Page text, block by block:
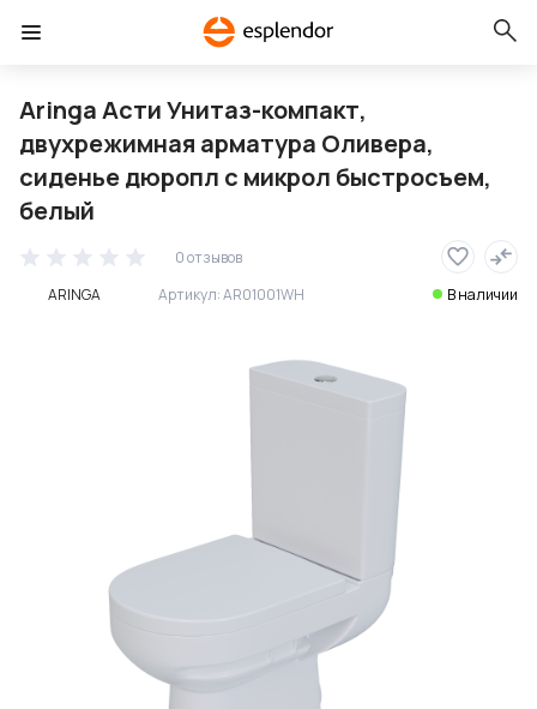
Aringa Асти Унитаз-компакт,
двухрежимная арматура Оливера,
сиденье дюропл с микрол быстросъем,
белый
0 отзывов
ARINGA
Артикул:AR01001WH В наличии